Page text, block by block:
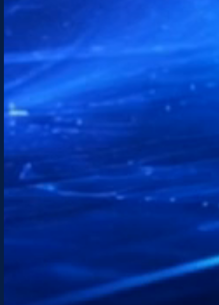
De lunes a sábado: 9:00 – 17:30
Intervenciones locales y asistencia remota en
Envíame un mensaje